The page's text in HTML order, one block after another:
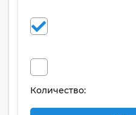
Количество: